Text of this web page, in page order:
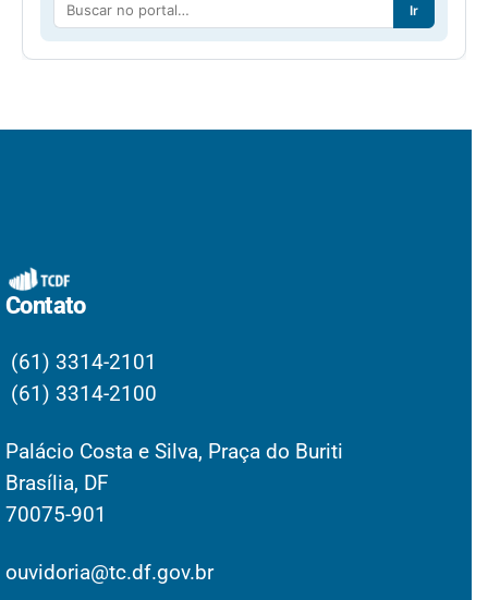
Ir
Contato
(61) 3314-2101
(61) 3314-2100
Palácio Costa e Silva, Praça do Buriti
Brasília, DF
70075-901
ouvidoria@tc.df.gov.br